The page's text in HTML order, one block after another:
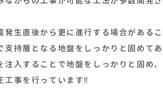
生直後から更に進行する場合がある
持層となる地盤をしっかりと固めてあ
入することで地盤をしっかりと固め、
工事を行っています‼